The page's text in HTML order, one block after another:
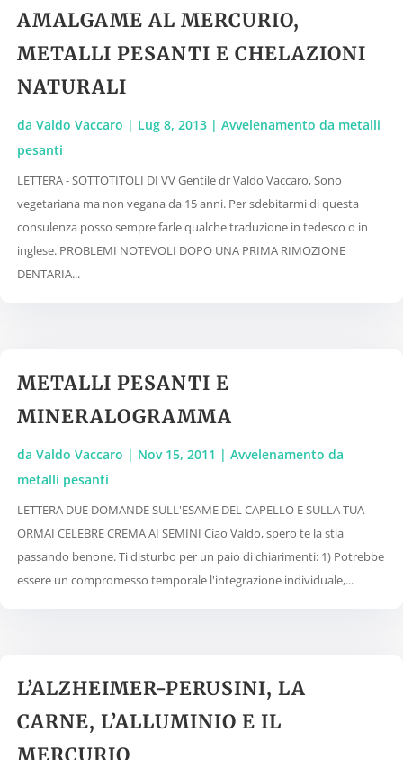
AMALGAME AL MERCURIO,
METALLI PESANTI E CHELAZIONI
NATURALI
da Valdo Vaccaro | Lug 8, 2013 | Avvelenamento da metalli
pesanti
LETTERA - SOTTOTITOLI DI VV Gentile dr Valdo Vaccaro, Sono
vegetariana ma non vegana da 15 anni. Per sdebitarmi di questa
consulenza posso sempre farle qualche traduzione in tedesco o in
inglese. PROBLEMI NOTEVOLI DOPO UNA PRIMA RIMOZIONE
DENTARIA...
METALLI PESANTI E
MINERALOGRAMMA
da Valdo Vaccaro | Nov 15, 2011 | Avvelenamento da
metalli pesanti
LETTERA DUE DOMANDE SULL'ESAME DEL CAPELLO E SULLA TUA
ORMAI CELEBRE CREMA AI SEMINI Ciao Valdo, spero te la stia
passando benone. Ti disturbo per un paio di chiarimenti: 1) Potrebbe
essere un compromesso temporale l'integrazione individuale,...
L’ALZHEIMER-PERUSINI, LA
CARNE, L’ALLUMINIO E IL
MERCURIO